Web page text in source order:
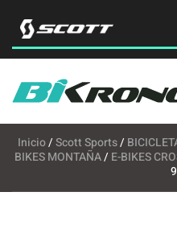
Inicio/Scott Sports/
BIKES MONTAÑA/ E-BIKES